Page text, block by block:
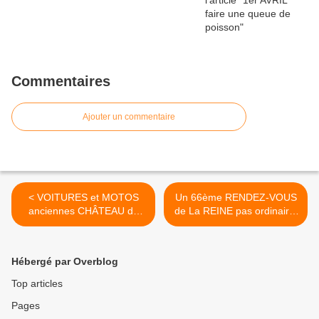
Commentaires
Ajouter un commentaire
< VOITURES et MOTOS
anciennes CHÂTEAU de
RAMBOUILLET dimanche
Un 66ème RENDEZ-VOUS
de La REINE pas ordinaire.
>
Hébergé par Overblog
Top articles
Pages